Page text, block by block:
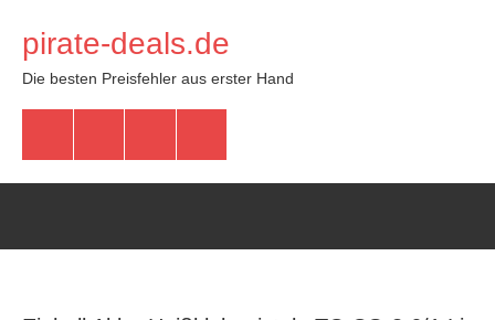
Inhalt
springen
pirate-deals.de
Die besten Preisfehler aus erster Hand